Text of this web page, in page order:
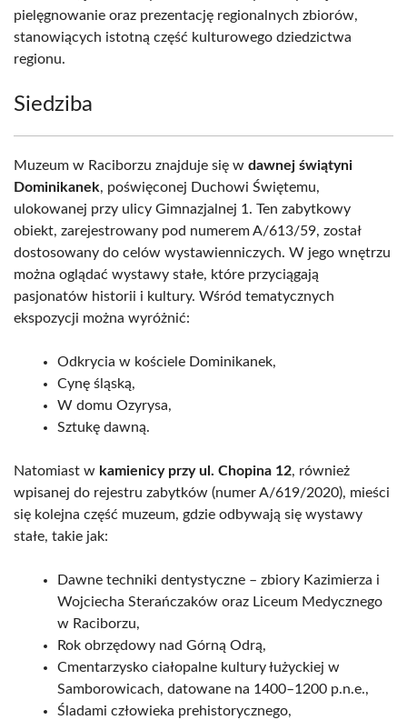
pielęgnowanie oraz prezentację regionalnych zbiorów,
stanowiących istotną część kulturowego dziedzictwa
regionu.
Siedziba
Muzeum w Raciborzu znajduje się w dawnej świątyni
Dominikanek, poświęconej Duchowi Świętemu,
ulokowanej przy ulicy Gimnazjalnej 1. Ten zabytkowy
obiekt, zarejestrowany pod numerem A/613/59, został
dostosowany do celów wystawienniczych. W jego wnętrzu
można oglądać wystawy stałe, które przyciągają
pasjonatów historii i kultury. Wśród tematycznych
ekspozycji można wyróżnić:
Odkrycia w kościele Dominikanek,
Cynę śląską,
W domu Ozyrysa,
Sztukę dawną.
Natomiast w kamienicy przy ul. Chopina 12, również
wpisanej do rejestru zabytków (numer A/619/2020), mieści
się kolejna część muzeum, gdzie odbywają się wystawy
stałe, takie jak:
Dawne techniki dentystyczne – zbiory Kazimierza i
Wojciecha Sterańczaków oraz Liceum Medycznego
w Raciborzu,
Rok obrzędowy nad Górną Odrą,
Cmentarzysko ciałopalne kultury łużyckiej w
Samborowicach, datowane na 1400–1200 p.n.e.,
Śladami człowieka prehistorycznego,